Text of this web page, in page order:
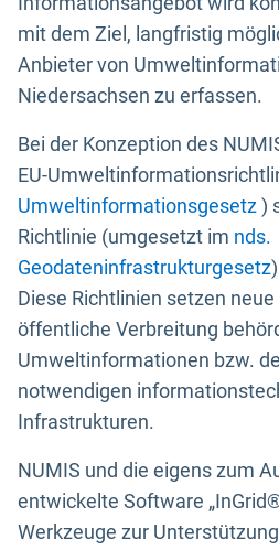
mit dem Ziel, langfristig
Anbieter von
Niedersachsen zu erfassen.
Bei der Konzeption des
EU-
Umweltinformationsgesetz)
Richtlinie (umgesetzt im nds.
Geodateninfrastrukturgesetz
Diese Richtlinien setzen
öffentliche Verbreitung
Umweltinformationen bzw.
notwendigen
Infrastrukturen.
NUMIS und die eigens zum
entwickelte Software
Werkzeuge zur